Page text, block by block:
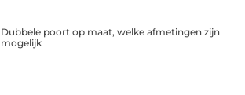
Dubbele poort op maat, welke afmetingen zijn
mogelijk